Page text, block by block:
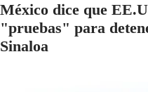
México dice que
"pruebas" para
Sinaloa